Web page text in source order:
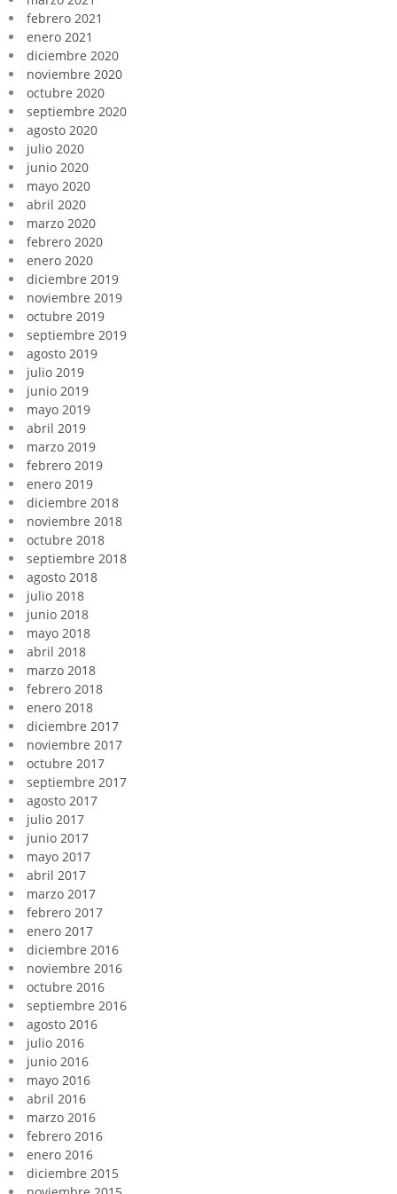
febrero 2021
enero 2021
diciembre 2020
noviembre 2020
octubre 2020
septiembre 2020
agosto 2020
julio 2020
junio 2020
mayo 2020
abril 2020
marzo 2020
febrero 2020
enero 2020
diciembre 2019
noviembre 2019
octubre 2019
septiembre 2019
agosto 2019
julio 2019
junio 2019
mayo 2019
abril 2019
marzo 2019
febrero 2019
enero 2019
diciembre 2018
noviembre 2018
octubre 2018
septiembre 2018
agosto 2018
julio 2018
junio 2018
mayo 2018
abril 2018
marzo 2018
febrero 2018
enero 2018
diciembre 2017
noviembre 2017
octubre 2017
septiembre 2017
agosto 2017
julio 2017
junio 2017
mayo 2017
abril 2017
marzo 2017
febrero 2017
enero 2017
diciembre 2016
noviembre 2016
octubre 2016
septiembre 2016
agosto 2016
julio 2016
junio 2016
mayo 2016
abril 2016
marzo 2016
febrero 2016
enero 2016
diciembre 2015